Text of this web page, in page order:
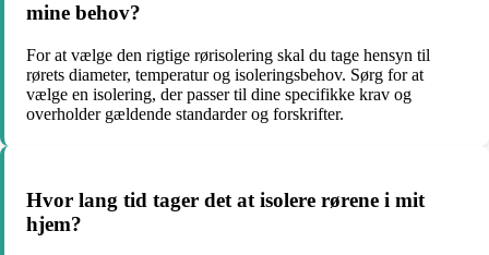
mine behov?
For at vælge den rigtige rørisolering skal du tage hensyn til
rørets diameter, temperatur og isoleringsbehov. Sørg for at
vælge en isolering, der passer til dine specifikke krav og
overholder gældende standarder og forskrifter.
Hvor lang tid tager det at isolere rørene i mit
hjem?